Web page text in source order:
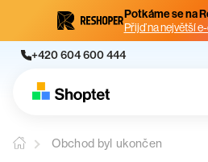
Potkáme se na
Přijď na největší
+420 604 600 444
Obchod byl ukončen